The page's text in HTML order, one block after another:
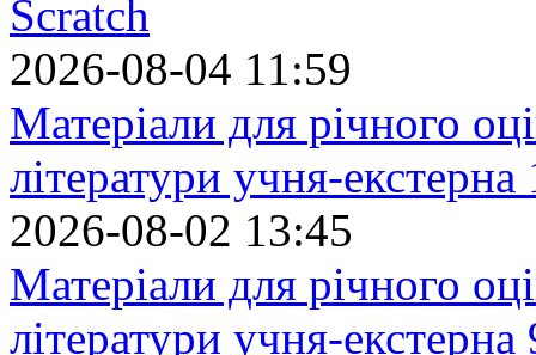
Scratch
2026-08-04 11:59
Матеріали для річного
літератури учня-екстерна
2026-08-02 13:45
Матеріали для річного
літератури учня-екстерна